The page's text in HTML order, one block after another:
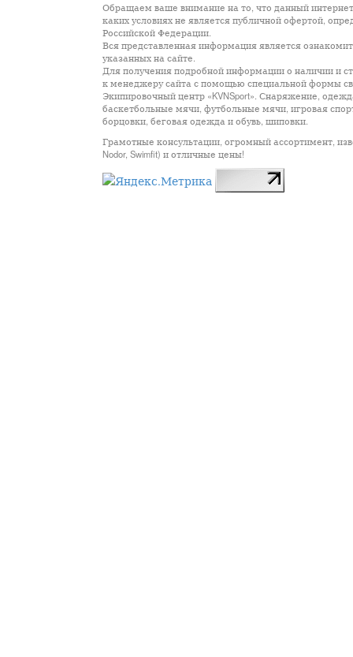
Обращаем ваше внимание на то, что данный
каких условиях не является публичной офертой,
Российской Федерации.
Вся представленная информация является
указанных на сайте.
Для получения подробной информации о наличии и
к менеджеру сайта с помощью специальной формы
Экипировочный центр «KVNSport». Снаряжение,
баскетбольные мячи, футбольные мячи, игровая
борцовки, беговая одежда и обувь, шиповки.
Грамотные консультации, огромный ассортимент,
Nodor, Swimfit) и отличные цены!